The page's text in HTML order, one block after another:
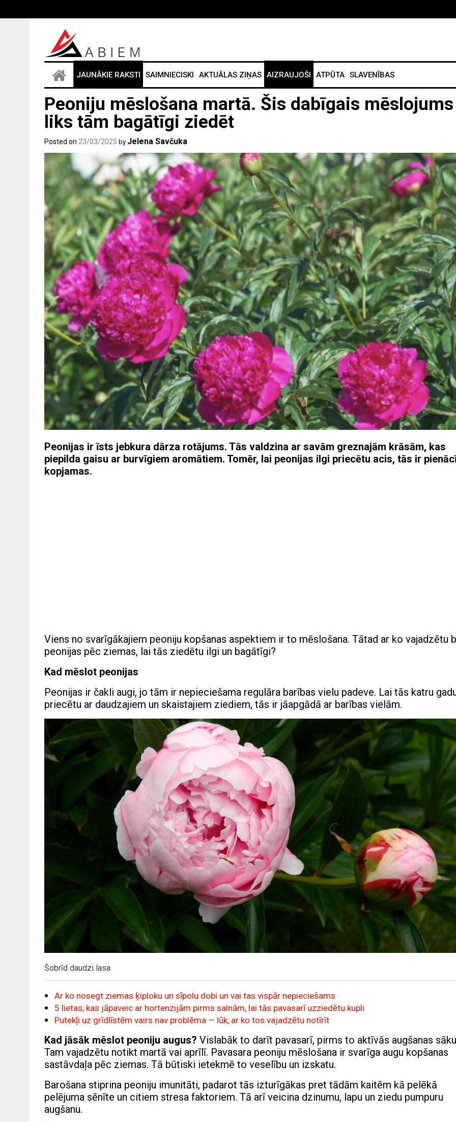
JAUNĀKIE RAKSTI SAIMNIECISKI AKTUĀLAS ZIŅAS AIZRAUJOŠI ATPŪTA SLAVENĪBAS
Peoniju mēslošana martā. Šis dabīgais mēslojums
liks tām bagātīgi ziedēt
Posted on 23/03/2025 by Jelena Savčuka
Peonijas ir īsts jebkura dārza rotājums. Tās valdzina ar savām greznajām krāsām, kas
piepilda gaisu ar burvīgiem aromātiem. Tomēr, lai peonijas ilgi priecētu acis, tās ir
kopjamas.
Viens no svarīgākajiem peoniju kopšanas aspektiem ir to mēslošana. Tātad ar ko vajadzētu
peonijas pēc ziemas, lai tās ziedētu ilgi un bagātīgi?
Kad mēslot peonijas
Peonijas ir čakli augi, jo tām ir nepieciešama regulāra barības vielu padeve. Lai tās katru
priecētu ar daudzajiem un skaistajiem ziediem, tās ir jāapgādā ar barības vielām.
Šobrīd daudzi lasa
Ar ko nosegt ziemas ķiploku un sīpolu dobi un vai tas vispār nepieciešams
5 lietas, kas jāpaveic ar hortenzijām pirms salnām, lai tās pavasarī uzziedētu kupli
Putekļi uz grīdlīstēm vairs nav problēma — lūk, ar ko tos vajadzētu notīrīt
Kad jāsāk mēslot peoniju augus? Vislabāk to darīt pavasarī, pirms to aktīvās augšanas
Tam vajadzētu notikt martā vai aprīlī. Pavasara peoniju mēslošana ir svarīga augu kopšanas
sastāvdaļa pēc ziemas. Tā būtiski ietekmē to veselību un izskatu.
Barošana stiprina peoniju imunitāti, padarot tās izturīgākas pret tādām kaitēm kā pelēkā
pelējuma sēnīte un citiem stresa faktoriem. Tā arī veicina dzinumu, lapu un ziedu pumpuru
augšanu.